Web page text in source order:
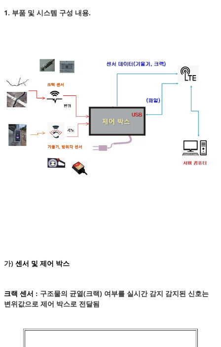
1. 부품 및 시스템 구성 내용.
가) 센서 및 제어 박스
크랙 센서 : 구조물의 균열(크랙) 여부를 실시간 감지 감지된 신호는
변위값으로 제어 박스로 전달됨